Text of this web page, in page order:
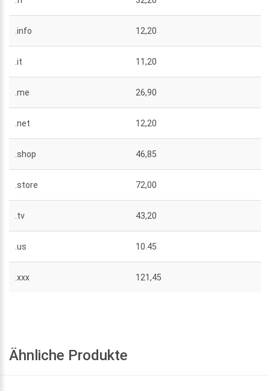
.info 12,20
.it 11,20
.me 26,90
.net 12,20
.shop 46,85
.store 72,00
.tv 43,20
.us 10.45
.xxx 121,45
Ähnliche Produkte